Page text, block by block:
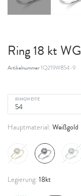
Ring 18 kt WG
Artikelnummer1Q219W854-9
RINGWEITE
Hauptmaterial: Weißgold
Legierung: 18kt